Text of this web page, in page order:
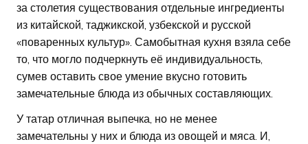
за столетия существования отдельные ингредиенты
из китайской, таджикской, узбекской и русской
«поваренных культур». Самобытная кухня взяла себе
то, что могло подчеркнуть её индивидуальность,
сумев оставить свое умение вкусно готовить
замечательные блюда из обычных составляющих.
У татар отличная выпечка, но не менее
замечательны у них и блюда из овощей и мяса. И,